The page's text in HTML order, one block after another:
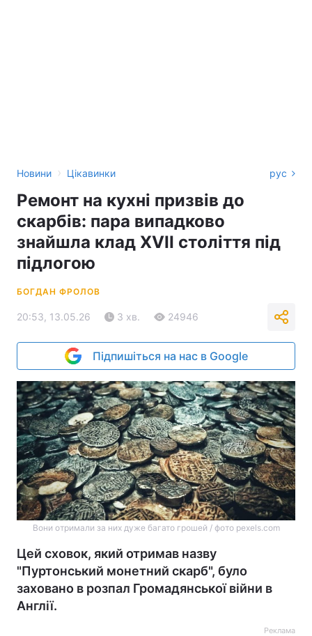
Новини › Цікавинки рус
Ремонт на кухні призвів до
скарбів: пара випадково
знайшла клад XVII століття під
підлогою
БОГДАН ФРОЛОВ
20:53, 13.05.26 3 хв. 24946
Підпишіться на нас в Google
Вони отримали за них дуже багато грошей / фото pexels.com
Цей сховок, який отримав назву
"Пуртонський монетний скарб", було
заховано в розпал Громадянської війни в
Англії.
Реклама